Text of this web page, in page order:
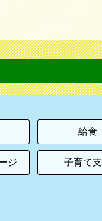
給食
ジ 子育て